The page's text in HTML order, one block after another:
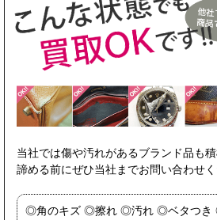
当社では傷や汚れがあるブランド品も
諦める前にぜひ当社までお問い合わせく
角のキズ 擦れ 汚れ ベタつき